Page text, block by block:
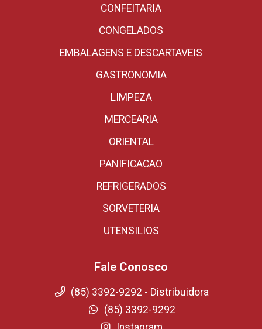
CONFEITARIA
CONGELADOS
EMBALAGENS E DESCARTAVEIS
GASTRONOMIA
LIMPEZA
MERCEARIA
ORIENTAL
PANIFICACAO
REFRIGERADOS
SORVETERIA
UTENSILIOS
Fale Conosco
(85) 3392-9292 - Distribuidora
(85) 3392-9292